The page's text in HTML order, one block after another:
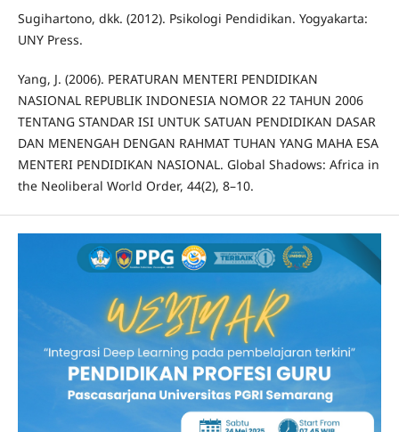
Sugihartono, dkk. (2012). Psikologi Pendidikan. Yogyakarta:
UNY Press.
Yang, J. (2006). PERATURAN MENTERI PENDIDIKAN
NASIONAL REPUBLIK INDONESIA NOMOR 22 TAHUN 2006
TENTANG STANDAR ISI UNTUK SATUAN PENDIDIKAN DASAR
DAN MENENGAH DENGAN RAHMAT TUHAN YANG MAHA ESA
MENTERI PENDIDIKAN NASIONAL. Global Shadows: Africa in
the Neoliberal World Order, 44(2), 8–10.